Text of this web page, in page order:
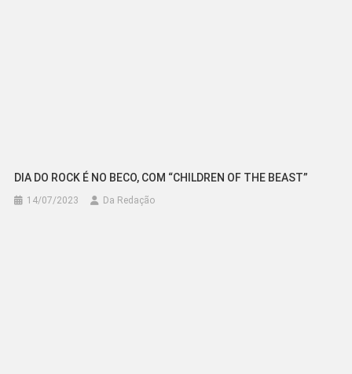
DIA DO ROCK É NO BECO, COM “CHILDREN OF THE BEAST”
14/07/2023 Da Redação